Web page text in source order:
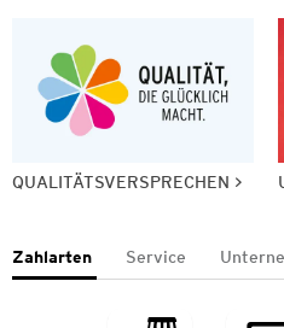
QUALITÄTSVERSPRECHEN
Zahlarten Service